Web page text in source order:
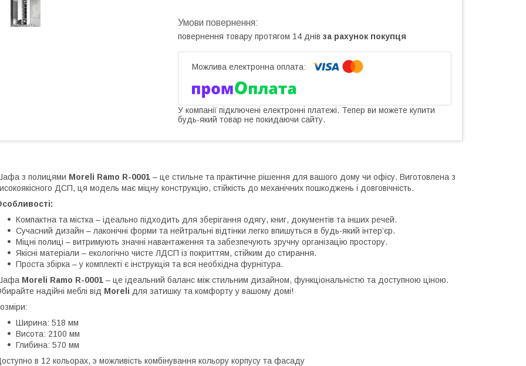
повернення товару протягом 14 днів за рахунок покупця
У компанії підключені електронні платежі. Тепер ви можете купити
будь-який товар не покидаючи сайту.
з полицями Moreli Ramo R-0001 – це стильне та практичне рішення для вашого дому чи офісу. Виготовлена з
ДСП, ця модель має міцну конструкцію, стійкість до механічних пошкоджень і довговічність.
Компактна та містка – ідеально підходить для зберігання одягу, книг, документів та інших речей.
Сучасний дизайн – лаконічні форми та нейтральні відтінки легко впишуться в будь-який інтер’єр.
Міцні полиці – витримують значні навантаження та забезпечують зручну організацію простору.
Якісні матеріали – екологічно чисте ЛДСП із покриттям, стійким до стирання.
Проста збірка – у комплекті є інструкція та вся необхідна фурнітура.
Moreli Ramo R-0001 – це ідеальний баланс між стильним дизайном, функціональністю та доступною ціною.
надійні меблі від Moreli для затишку та комфорту у вашому домі!
Ширина: 518 мм
Висота: 2100 мм
Глибина: 570 мм
в 12 кольорах, э можливість комбінування кольору корпусу та фасаду